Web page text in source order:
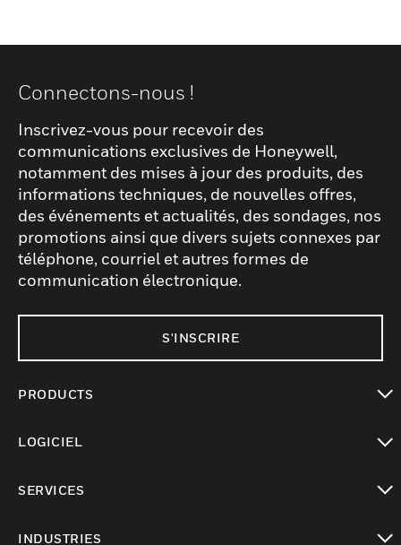
Connectons-nous !
Inscrivez-vous pour recevoir des
communications exclusives de Honeywell,
notamment des mises à jour des produits, des
informations techniques, de nouvelles offres,
des événements et actualités, des sondages, nos
promotions ainsi que divers sujets connexes par
téléphone, courriel et autres formes de
communication électronique.
S'INSCRIRE
PRODUCTS
LOGICIEL
SERVICES
INDUSTRIES